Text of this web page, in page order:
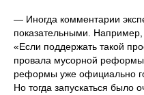
— Иногда комментарии
показательными.
«Если поддержать такой
провала мусорной
реформы уже официально
Но тогда запускаться было